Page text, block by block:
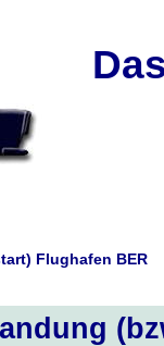
Flughafen BER